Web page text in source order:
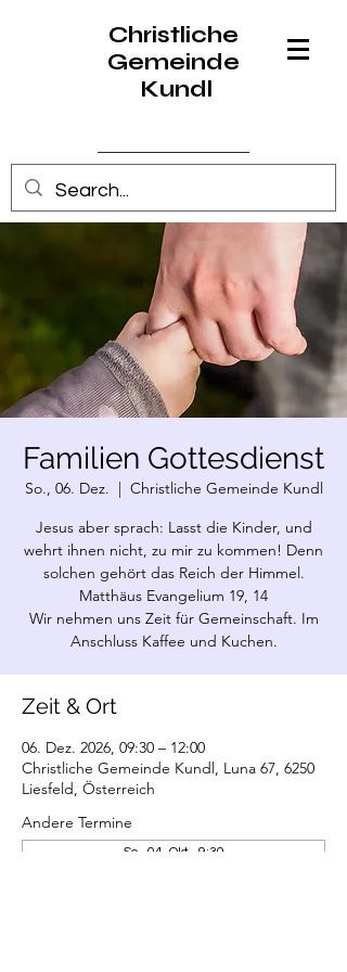
Christliche
Gemeinde
Kundl
Anmelden
Familien Gottesdienst
So., 06. Dez.
  |
Christliche Gemeinde Kundl
Jesus aber sprach: Lasst die Kinder, und
wehrt ihnen nicht, zu mir zu kommen! Denn
solchen gehört das Reich der Himmel.
Matthäus Evangelium 19, 14
Wir nehmen uns Zeit für Gemeinschaft. Im
Anschluss Kaffee und Kuchen.
Zeit & Ort
06. Dez. 2026, 09:30 – 12:00
Christliche Gemeinde Kundl, Luna 67, 6250
Liesfeld, Österreich
Andere Termine
So., 04. Okt., 9:30